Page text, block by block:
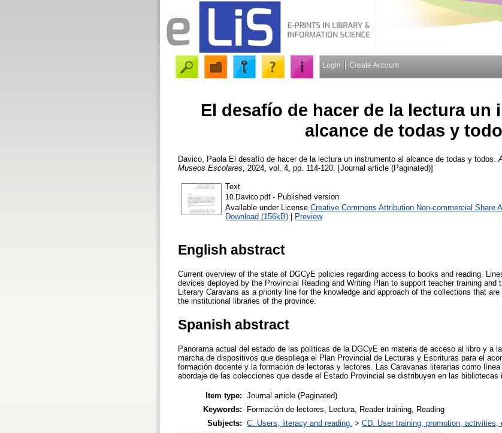
Login Create Account
El desafío de hacer de la lectura un
alcance de todas y
Davico, Paola El desafío de hacer de la lectura un instrumento al alcance de todas y todos.
Museos Escolares , 2024, vol. 4, pp. 114-120. [Journal article (Paginated)]
Text
10.Davico.pdf- Published version
Available under License Creative Commons Attribution Non-commercial Share
Download (156kB) | Preview
English abstract
Current overview of the state of DGCyE policies regarding access to books and reading.
devices deployed by the Provincial Reading and Writing Plan to support teacher training and
Literary Caravans as a priority line for the knowledge and approach of the collections that
the institutional libraries of the province.
Spanish abstract
Panorama actual del estado de las políticas de la DGCyE en materia de acceso al libro y a
marcha de dispositivos que despliega el Plan Provincial de Lecturas y Escrituras para el
formación docente y la formación de lectoras y lectores. Las Caravanas literarias como
abordaje de las colecciones que desde el Estado Provincial se distribuyen en las
Item type: Journal article (Paginated)
Keywords:
Formación de lectores, Lectura, Reader training, Reading
Subjects: C. Users, literacy and reading. > CD. User training, promotion, activities,